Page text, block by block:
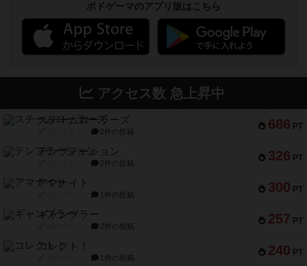
ボドゲーマのアプリ版はこちら
アクセス数 急上昇中
686 PT
スチームローラーズ
2件の投稿
326 PT
テンプテーション
2件の投稿
300 PT
アマナイト
1件の投稿
257 PT
ギャンブラー
2件の投稿
240 PT
コレクト！
1件の投稿